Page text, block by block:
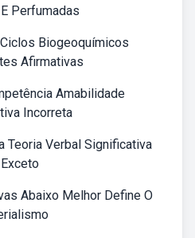
Perfumadas
Biogeoquímicos
Afirmativas
Amabilidade
Incorreta
Teoria Verbal Significativa
Abaixo Melhor Define O